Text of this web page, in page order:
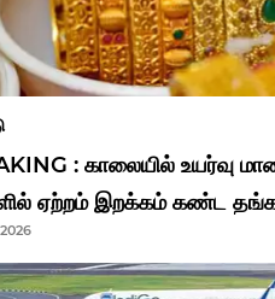
: காலையில் உயர்வு
ஏற்றம் இறக்கம் கண்ட